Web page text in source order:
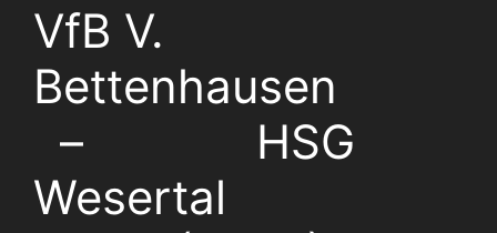
VfB V.
Bettenhausen
– HSG
Wesertal